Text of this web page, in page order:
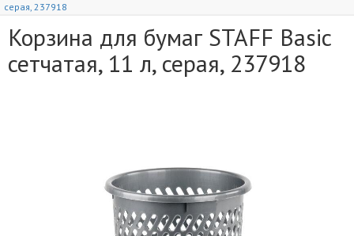
серая, 237918
Корзина для бумаг STAFF Basic
сетчатая, 11 л, серая, 237918